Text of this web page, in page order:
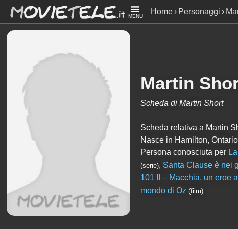
MENU
Home Personaggi
Martin
Scheda di Martin Short
Scheda relativa a Martin
Nasce in Hamilton,
Persona conosciuta per
(serie), Santa Clause è nei
101 II – Macchia, un eroe
mondo di Oz (film)